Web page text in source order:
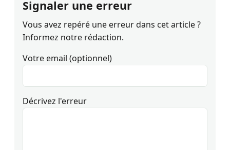
Signaler une erreur
Vous avez repéré une erreur dans cet article ?
Informez notre rédaction.
Votre email (optionnel)
Décrivez l'erreur